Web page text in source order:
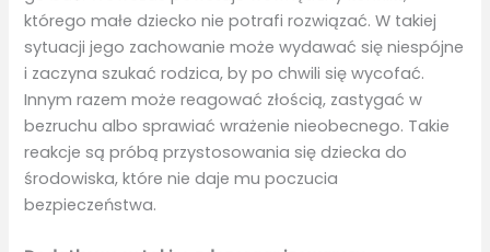
którego małe dziecko nie potrafi rozwiązać. W takiej
sytuacji jego zachowanie może wydawać się niespójne
i zaczyna szukać rodzica, by po chwili się wycofać.
Innym razem może reagować złością, zastygać w
bezruchu albo sprawiać wrażenie nieobecnego. Takie
reakcje są próbą przystosowania się dziecka do
środowiska, które nie daje mu poczucia
bezpieczeństwa.